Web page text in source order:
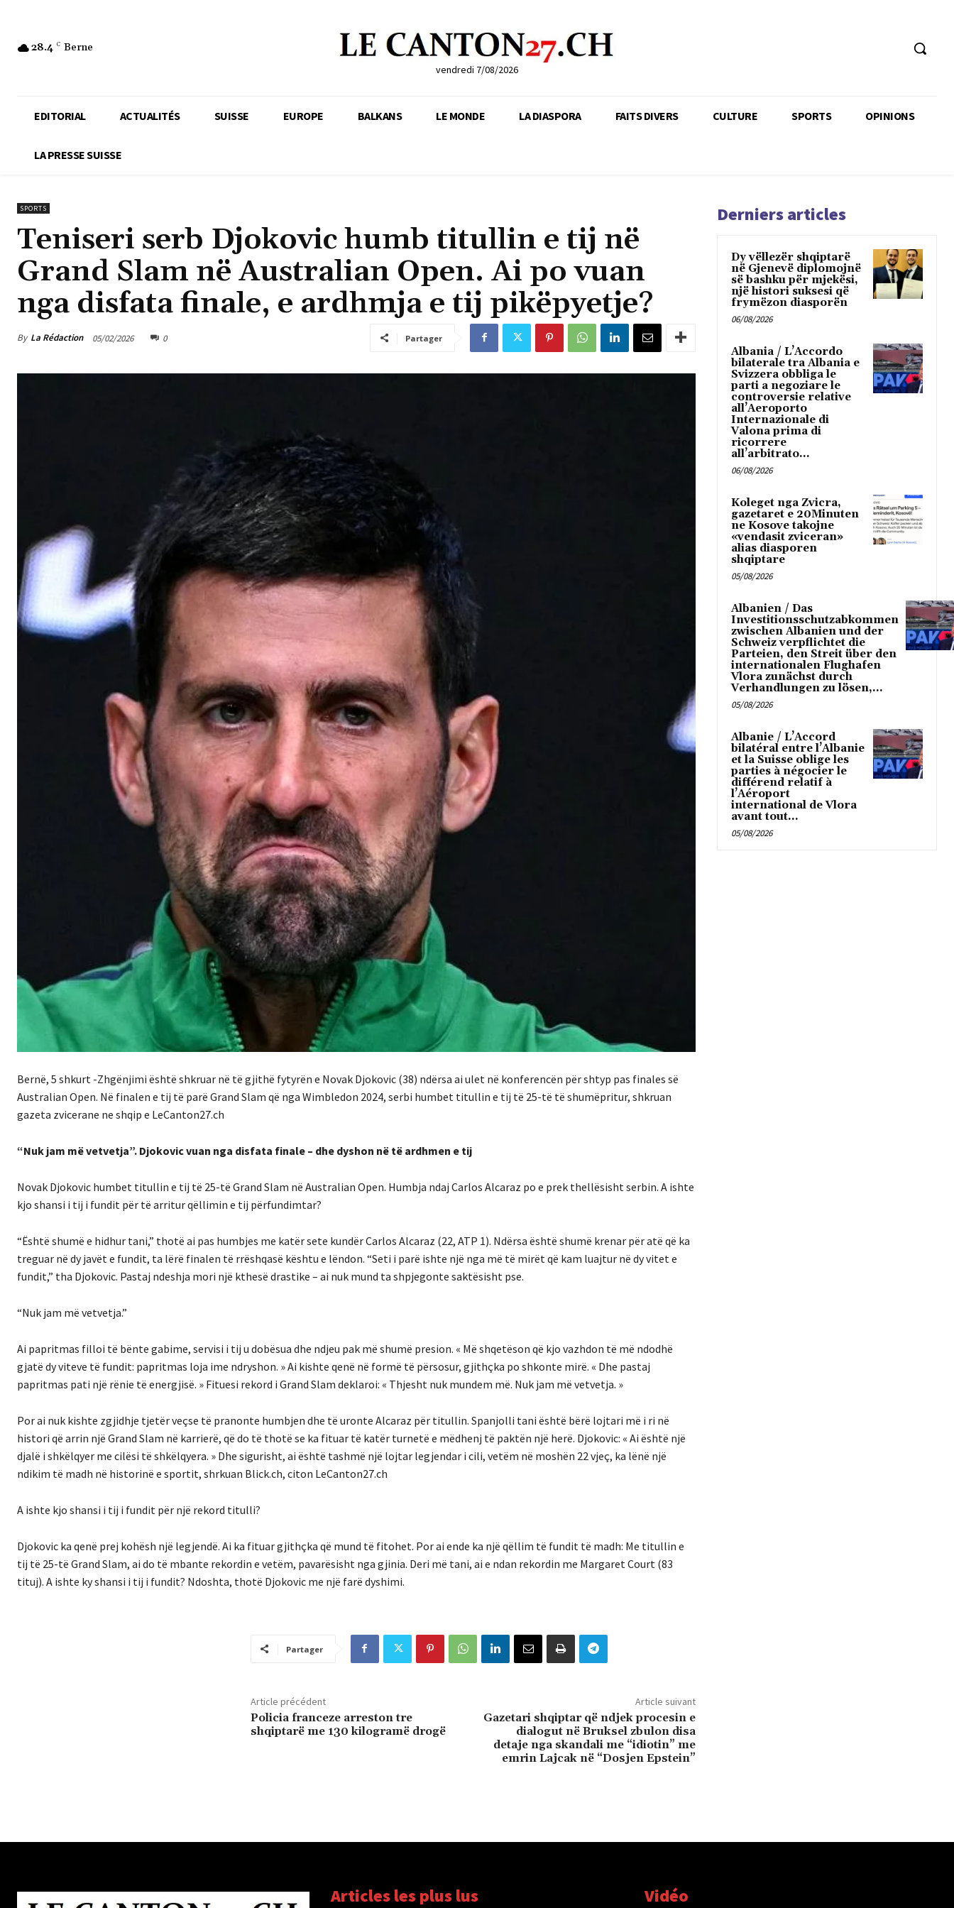
28.4 C Berne
vendredi 7/08/2026
EDITORIAL ACTUALITÉS SUISSE EUROPE BALKANS LE MONDE LA DIASPORA FAITS DIVERS CULTURE SPORTS OPINIONS
LA PRESSE SUISSE
SPORTS
Teniseri serb Djokovic humb titullin e tij në
Grand Slam në Australian Open. Ai po vuan
nga disfata finale, e ardhmja e tij pikëpyetje?
By La Rédaction 05/02/2026 0 Partager
Bernë, 5 shkurt -Zhgënjimi është shkruar në të gjithë fytyrën e Novak Djokovic (38) ndërsa ai ulet në konferencën për shtyp pas finales së
Australian Open. Në finalen e tij të parë Grand Slam që nga Wimbledon 2024, serbi humbet titullin e tij të 25-të të shumëpritur, shkruan
gazeta zvicerane ne shqip e LeCanton27.ch
“Nuk jam më vetvetja”. Djokovic vuan nga disfata finale – dhe dyshon në të ardhmen e tij
Novak Djokovic humbet titullin e tij të 25-të Grand Slam në Australian Open. Humbja ndaj Carlos Alcaraz po e prek thellësisht serbin. A ishte
kjo shansi i tij i fundit për të arritur qëllimin e tij përfundimtar?
“Është shumë e hidhur tani,” thotë ai pas humbjes me katër sete kundër Carlos Alcaraz (22, ATP 1). Ndërsa është shumë krenar për atë që ka
treguar në dy javët e fundit, ta lërë finalen të rrëshqasë kështu e lëndon. “Seti i parë ishte një nga më të mirët që kam luajtur në dy vitet e
fundit,” tha Djokovic. Pastaj ndeshja mori një kthesë drastike – ai nuk mund ta shpjegonte saktësisht pse.
“Nuk jam më vetvetja.”
Ai papritmas filloi të bënte gabime, servisi i tij u dobësua dhe ndjeu pak më shumë presion. « Më shqetëson që kjo vazhdon të më ndodhë
gjatë dy viteve të fundit: papritmas loja ime ndryshon. » Ai kishte qenë në formë të përsosur, gjithçka po shkonte mirë. « Dhe pastaj
papritmas pati një rënie të energjisë. » Fituesi rekord i Grand Slam deklaroi: « Thjesht nuk mundem më. Nuk jam më vetvetja. »
Por ai nuk kishte zgjidhje tjetër veçse të pranonte humbjen dhe të uronte Alcaraz për titullin. Spanjolli tani është bërë lojtari më i ri në
histori që arrin një Grand Slam në karrierë, që do të thotë se ka fituar të katër turnetë e mëdhenj të paktën një herë. Djokovic: « Ai është një
djalë i shkëlqyer me cilësi të shkëlqyera. » Dhe sigurisht, ai është tashmë një lojtar legjendar i cili, vetëm në moshën 22 vjeç, ka lënë një
ndikim të madh në historinë e sportit, shrkuan Blick.ch, citon LeCanton27.ch
A ishte kjo shansi i tij i fundit për një rekord titulli?
Djokovic ka qenë prej kohësh një legjendë. Ai ka fituar gjithçka që mund të fitohet. Por ai ende ka një qëllim të fundit të madh: Me titullin e
tij të 25-të Grand Slam, ai do të mbante rekordin e vetëm, pavarësisht nga gjinia. Deri më tani, ai e ndan rekordin me Margaret Court (83
tituj). A ishte ky shansi i tij i fundit? Ndoshta, thotë Djokovic me një farë dyshimi.
Partager
Article précédent
Policia franceze arreston tre
shqiptarë me 130 kilogramë drogë
Article suivant
Gazetari shqiptar që ndjek procesin e
dialogut në Bruksel zbulon disa
detaje nga skandali me “idiotin” me
emrin Lajcak në “Dosjen Epstein”
Derniers articles
Dy vëllezër shqiptarë
në Gjenevë diplomojnë
së bashku për mjekësi,
një histori suksesi që
frymëzon diasporën
06/08/2026
Albania / L’Accordo
bilaterale tra Albania e
Svizzera obbliga le
parti a negoziare le
controversie relative
all’Aeroporto
Internazionale di
Valona prima di
ricorrere
all’arbitrato...
06/08/2026
Koleget nga Zvicra,
gazetaret e 20Minuten
ne Kosove takojne
«vendasit zviceran»
alias diasporen
shqiptare
05/08/2026
Albanien / Das
Investitionsschutzabkommen
zwischen Albanien und der
Schweiz verpflichtet die
Parteien, den Streit über den
internationalen Flughafen
Vlora zunächst durch
Verhandlungen zu lösen,...
05/08/2026
Albanie / L’Accord
bilatéral entre l’Albanie
et la Suisse oblige les
parties à négocier le
différend relatif à
l’Aéroport
international de Vlora
avant tout...
05/08/2026
Articles les plus lus Vidéo